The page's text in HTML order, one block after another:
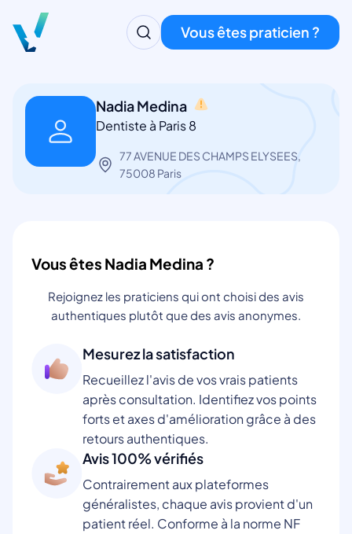
Vous êtes praticien ?
Nadia Medina
Dentiste à Paris 8
77 AVENUE DES CHAMPS ELYSEES,
75008 Paris
Vous êtes Nadia Medina ?
Rejoignez les praticiens qui ont choisi des avis
authentiques plutôt que des avis anonymes.
Mesurez la satisfaction
Recueillez l'avis de vos vrais patients
après consultation. Identifiez vos points
forts et axes d'amélioration grâce à des
retours authentiques.
Avis 100% vérifiés
Contrairement aux plateformes
généralistes, chaque avis provient d'un
patient réel. Conforme à la norme NF